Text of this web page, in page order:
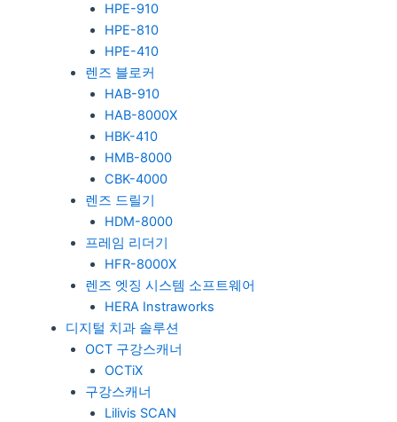
HPE-910
HPE-810
HPE-410
렌즈 블로커
HAB-910
HAB-8000X
HBK-410
HMB-8000
CBK-4000
렌즈 드릴기
HDM-8000
프레임 리더기
HFR-8000X
렌즈 엣징 시스템 소프트웨어
HERA Instraworks
디지털 치과 솔루션
OCT 구강스캐너
OCTiX
구강스캐너
Lilivis SCAN